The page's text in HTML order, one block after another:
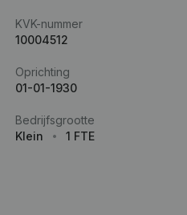
KVK-nummer
10004512
Oprichting
01-01-1930
Bedrijfsgrootte
Klein
1 FTE